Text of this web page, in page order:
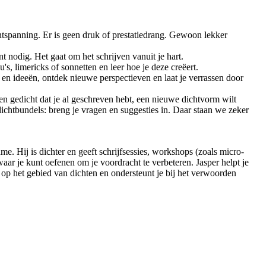
Er is geen druk of prestatiedrang. Gewoon lekker
nodig. Het gaat om het schrijven vanuit je hart.
limericks of sonnetten en leer hoe je deze creëert.
ideeën, ontdek nieuwe perspectieven en laat je verrassen door
gedicht dat je al geschreven hebt, een nieuwe dichtvorm wilt
breng je vragen en suggesties in. Daar staan we zeker
Hij is dichter en geeft schrijfsessies, workshops (zoals micro-
je kunt oefenen om je voordracht te verbeteren. Jasper helpt je
het gebied van dichten en ondersteunt je bij het verwoorden